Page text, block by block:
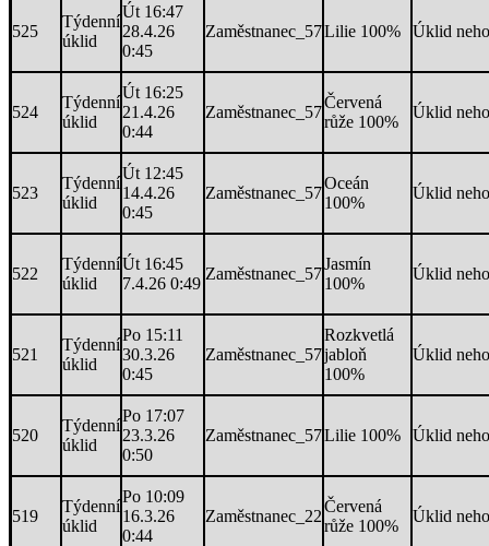
525
Týdenní
úklid
Út 16:47
28.4.26
0:45
Zaměstnanec_57Lilie 100% Úklid
524
Týdenní
úklid
Út 16:25
21.4.26
0:44
Zaměstnanec_57
Červená
růže 100%
Úklid
523
Týdenní
úklid
Út 12:45
14.4.26
0:45
Zaměstnanec_57
Oceán
100%
Úklid
522
Týdenní
úklid
Út 16:45
7.4.26 0:49
Zaměstnanec_57
Jasmín
100%
Úklid
521
Týdenní
úklid
Po 15:11
30.3.26
0:45
Zaměstnanec_57
Rozkvetlá
jabloň
100%
Úklid
520
Týdenní
úklid
Po 17:07
23.3.26
0:50
Zaměstnanec_57Lilie 100% Úklid
519
Týdenní
úklid
Po 10:09
16.3.26
0:44
Zaměstnanec_22
Červená
růže 100%
Úklid